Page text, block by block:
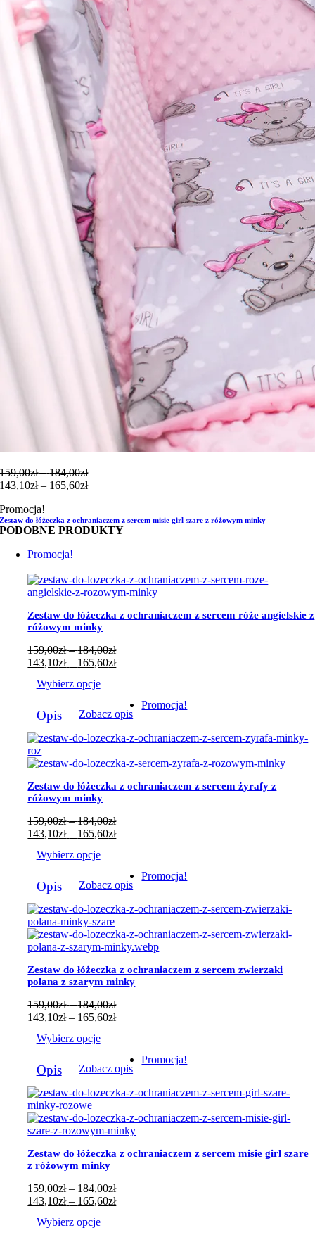
159,00zł – 184,00złZakres
cen:
do
184,00zł
143,10zł – 165,60złZakres
143,10zł
do
Promocja!
Zestaw do łóżeczka z ochraniaczem z sercem misie girl szare z różowym minky
PODOBNE PRODUKTY
Promocja!
Zestaw do łóżeczka z ochraniaczem z sercem róże angielskie z
różowym minky
159,00zł – 184,00złZakres
cen:
184,00zł
143,10zł – 165,60złZakres
143,10zł
do
Wybierz opcje
produkt
ma
wiele
wariantów.
Opcje
można
wybrać
na
stronie
produktu
Opis Zobacz opis
Promocja!
Zestaw do łóżeczka z ochraniaczem z sercem żyrafy z
różowym minky
159,00zł – 184,00złZakres
cen:
184,00zł
143,10zł – 165,60złZakres
143,10zł
do
Wybierz opcje
produkt
ma
wiele
wariantów.
Opcje
można
wybrać
na
stronie
produktu
Opis Zobacz opis
Promocja!
Zestaw do łóżeczka z ochraniaczem z sercem zwierzaki
polana z szarym minky
159,00zł – 184,00złZakres
cen:
184,00zł
143,10zł – 165,60złZakres
143,10zł
do
Wybierz opcje
produkt
ma
wiele
wariantów.
Opcje
można
wybrać
na
stronie
produktu
Opis Zobacz opis
Promocja!
Zestaw do łóżeczka z ochraniaczem z sercem misie girl szare
z różowym minky
159,00zł – 184,00złZakres
cen:
143,10zł – 165,60złZakres
Wybierz opcje